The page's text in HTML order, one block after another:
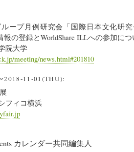
ープ月例研究会「国際日本文化研
報の登録とWorldShare ILLへの参加に
院大学
meeting/news.html#201810
2018-11-01(THU):
フィコ横浜
カレンダー共同編集人